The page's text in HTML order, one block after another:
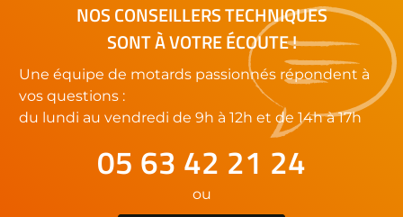
NOS CONSEILLERS TECHNIQUES
SONT À VOTRE ÉCOUTE !
Une équipe de motards passionnés répondent à
vos questions :
du lundi au vendredi de 9h à 12h et de 14h à 17h
05 63 42 21 24
ou